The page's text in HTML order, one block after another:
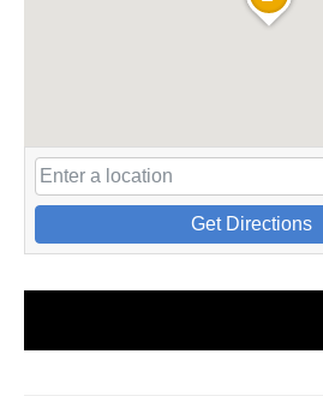
Get Directions